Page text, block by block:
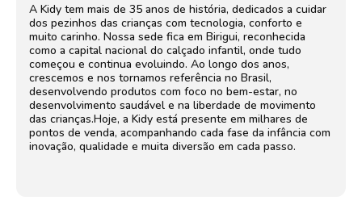
A Kidy tem mais de 35 anos de história, dedicados a cuidar
dos pezinhos das crianças com tecnologia, conforto e
muito carinho. Nossa sede fica em Birigui, reconhecida
como a capital nacional do calçado infantil, onde tudo
começou e continua evoluindo. Ao longo dos anos,
crescemos e nos tornamos referência no Brasil,
desenvolvendo produtos com foco no bem-estar, no
desenvolvimento saudável e na liberdade de movimento
das crianças.Hoje, a Kidy está presente em milhares de
pontos de venda, acompanhando cada fase da infância com
inovação, qualidade e muita diversão em cada passo.